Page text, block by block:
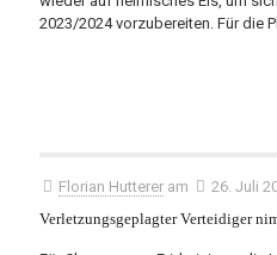
2023/2024 vorzubereiten. Für die
Florian Hutterer am
26. Juli
Verletzungsgeplagter Verteidiger